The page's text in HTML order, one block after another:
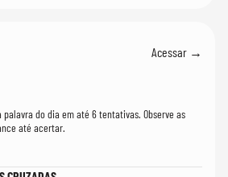
Acessar →
palavra do dia em até 6 tentativas. Observe as
até acertar.